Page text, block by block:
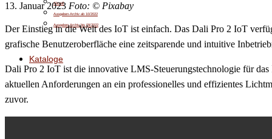
Aktuell
Ausgaben-Archiv ab 10/2022
Ausgaben-Archiv bis 09/2022
Kataloge
News
13. Januar 2023 Foto: © Pixabay
Der Einstieg in die Welt des IoT ist einfach. Das Dali Pro 2 IoT
grafische Benutzeroberfläche eine zeitsparende und intuitive
Dali Pro 2 IoT ist die innovative LMS-Steuerungstechnologie für
aktuellen Anforderungen an ein professionelles und effizientes
zuvor.